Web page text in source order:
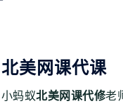
北美网课代课
小蚂蚁北美网课代修老